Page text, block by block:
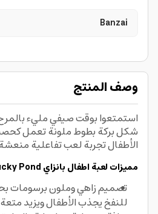
Banzai
وصف المنتج
استمتعوا بوقت صيفي مليء
شكل بركة بطوط ملونة تعمل
الأطفال تجربة لعب تفاعلية
مميزات لعبة اطفال بانزاي Pond
تصميم زاهي وملون برسومات
للنفخ يجذب الأطفال ويزيد